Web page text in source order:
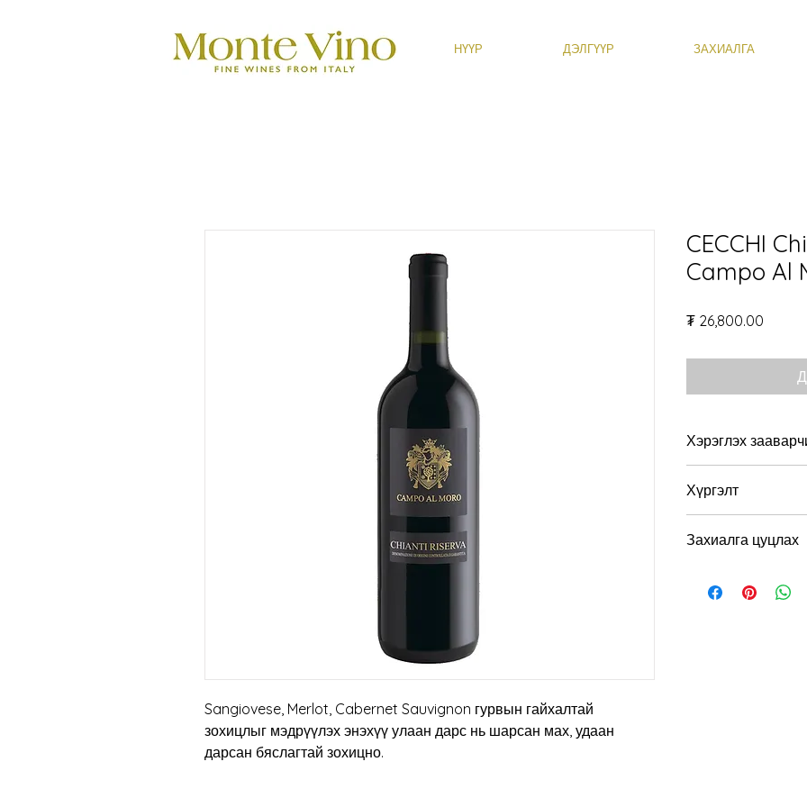
НҮҮР ДЭЛГҮҮР ЗАХИАЛГА
Sangiovese, Merlot, Cabernet Sauvignon гурвын гайхалтай
зохицлыг мэдрүүлэх энэхүү улаан дарс нь шарсан мах, удаан
дарсан бяслагтай зохицно.
CECCHI
Campo Al
₮ 26,800.00
Хэрэглэх
Алкоголийн хэмжээ:
Хүргэлт
бүрэн төлсөн
Захиалга цуцлах
Нэгэнт хүргэлтэнд